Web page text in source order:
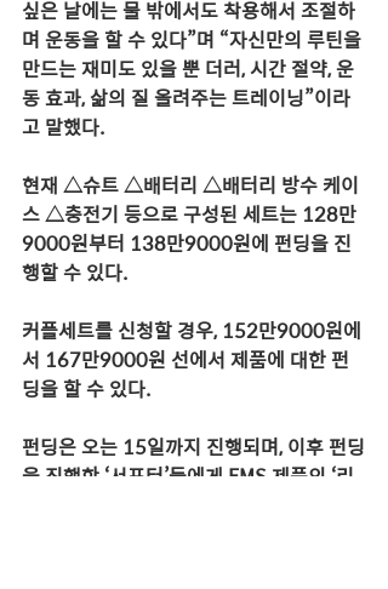
싶은 날에는 물 밖에서도 착용해서 조절하
며 운동을 할 수 있다”며 “자신만의 루틴을
만드는 재미도 있을 뿐 더러, 시간 절약, 운
동 효과, 삶의 질 올려주는 트레이닝”이라
고 말했다.
현재 △슈트 △배터리 △배터리 방수 케이
스 △충전기 등으로 구성된 세트는 128만
9000원부터 138만9000원에 펀딩을 진
행할 수 있다.
커플세트를 신청할 경우, 152만9000원에
서 167만9000원 선에서 제품에 대한 펀
딩을 할 수 있다.
펀딩은 오는 15일까지 진행되며, 이후 펀딩
을 진행한 ‘서포터’들에게 EMS 제품의 ‘리